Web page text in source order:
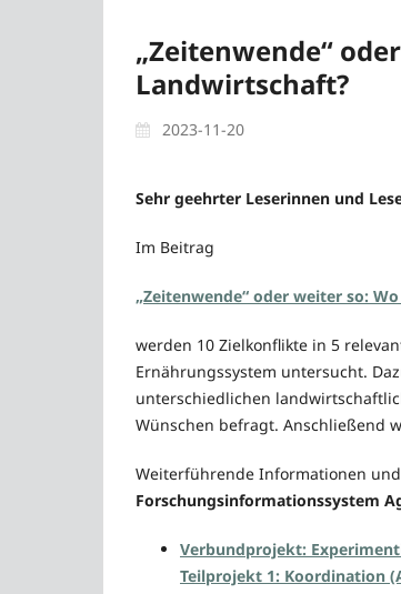
„Zeitenwende“
Landwirtschaft?
2023-11-20
Sehr geehrter Leserinnen und
Im Beitrag
„Zeitenwende“ oder weiter so:
werden 10 Zielkonflikte in 5
Ernährungssystem untersucht.
unterschiedlichen
Wünschen befragt. Anschließend
Weiterführende Informationen
Forschungsinformationssystem
Verbundprojekt:
Teilprojekt 1: Koordination